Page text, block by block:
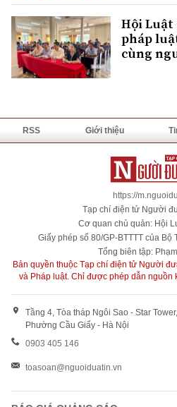
Hội Luật
pháp
cùng
RSS Giới thiệu
https://
Tạp chí điện tử Người
Cơ quan chủ quản: Hội
Giấy phép số 80/GP-BTTTT của Bộ
Tổng biên tập:
Bản quyền thuộc Tạp chí điện tử Người
và Pháp luật. Chỉ được phép dẫn nguồn
Tầng 4, Tòa tháp Ngôi Sao - Star
Phường Cầu Giấy - Hà Nội
0903 405 146
toasoan@nguoiduatin.vn